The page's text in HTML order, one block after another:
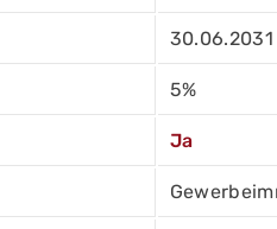
30.06.2031
5%
Ja